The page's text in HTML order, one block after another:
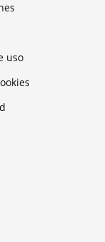
uso